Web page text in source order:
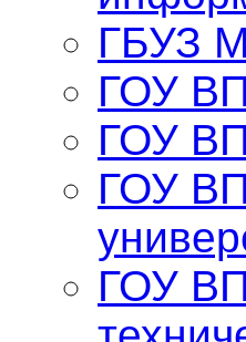
ГБУЗ
ГОУ
ГОУ
ГОУ
ГОУ